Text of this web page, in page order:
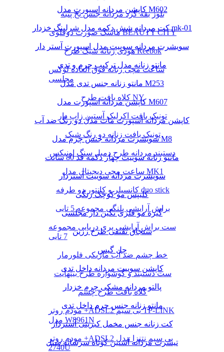
بلوز یقه گرد مردانه جنس نخ پنبه
ماسک صورت دوقلوی BEAUTY CITY
هودی زنانه شیک طرح Reebok
ساعت مچی زنانه فوق العاده لوکس
مجلسی
کلاه بافت طرح NY
تونیک بافت اکرلیک آستین زاپ دار
تونیک بافت زنانه دو رنگ شیک
دستبند مردانه طرح دمبل سنگ اونیکس
ساعت مچی دیجیتال مدل MK1
کانسیلر و کانتور دو طرفه duo stick
براش آرایشی پلنگی مجموعه 5 تایی
ست براش آرایشی پری دریایی مجموعه
7 تایی
خط چشم ضد آب ماژیکی فلورمار
ست دستبند و گوشواره طرح بینهایت
کلاه بافت طرح چشم
مودم روتر +ADSL2 بی سیم TP-LINK
مدل W8961N
مودم روتر +ADSL2 بی سیم نتنزا مدل
2740U
کاپشن مردانه اسپورت مدل M602
کت مردانه شش دکمه مدل شرلینگ خزدار mk-01
سویشرت مردانه سوییت مدل اسپورت آستر دار
مانتو زنانه مدل ترکیب چرم و تدی
مانتو زنانه جنس تدی مدل M253
کاپشن مردانه اسپورت مدل M607
کاپشن مردانه اسپورت مات مدل دو رنگ ضد آب
سویشرت مردانه جنس چرم مدل M8
مانتو زنانه سوییت چهار دکمه قد 80 سانت
سویشرت مردانه سوییت آستردار
کلیپس مو کوچک رنگی
گیره مو فلزی نگین دار مجلسی
سنجاق تقتقی طرح رزین
چل گیس
کاپشن سوییت مردانه داخل تدی
پالتو مردانه مشکی چرم خزدار
مانتو زنانه جنس چرم داخل تدی
کت زنانه جنس مخمل کبریتی آستردار
تیشرت مردانه آستین کوتاه سرشانه شنل